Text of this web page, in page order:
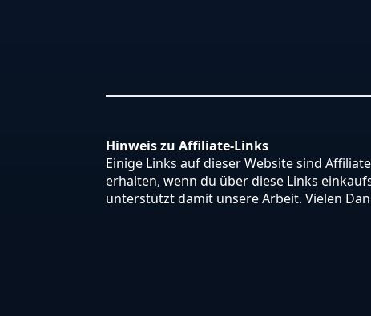
Hinweis zu Affiliate-Links
Einige Links auf dieser Website sind
erhalten, wenn du über diese Links
unterstützt damit unsere Arbeit. Vielen